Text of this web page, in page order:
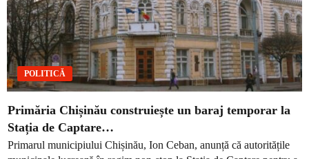
POLITICĂ
Primăria Chișinău construiește un baraj temporar la
Stația de Captare…
Primarul municipiului Chișinău, Ion Ceban, anunță că autoritățile